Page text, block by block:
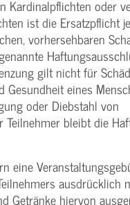
Kardinalpflichten oder
ist die Ersatzpflicht
vorhersehbaren
gilt nicht für
Gesundheit eines
oder Diebstahl von
Teilnehmer bleibt die
eine
ausdrücklich
Getränke hiervon